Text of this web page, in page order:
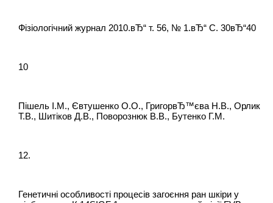
Фізіологічний журнал 2010.вЂ“ т. 56, № 1.вЂ“ С. 30вЂ“40
10
Пішель І.М., Євтушенко О.О., ГригорвЂ™єва Н.В., Орлик
Т.В., Шитіков Д.В., Поворознюк В.В., Бутенко Г.М.
12.
Генетичні особливості процесів загоєння ран шкіри у